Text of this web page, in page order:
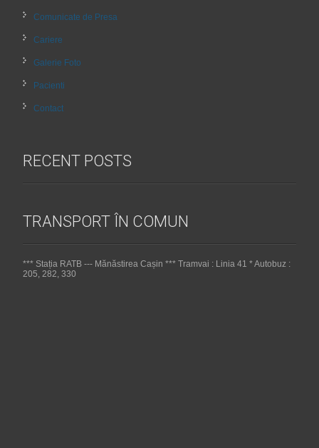
Comunicate de Presa
Cariere
Galerie Foto
Pacienti
Contact
RECENT POSTS
TRANSPORT ÎN COMUN
*** Stația RATB --- Mănăstirea Cașin *** Tramvai : Linia 41 * Autobuz :
205, 282, 330